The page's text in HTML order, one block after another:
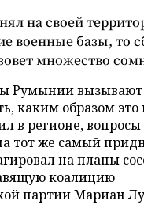
на своей
военные базы, то
множество
Румынии вызывают
каким образом
в регионе, вопросы
тот же самый
на планы
коалицию
партии Мариан